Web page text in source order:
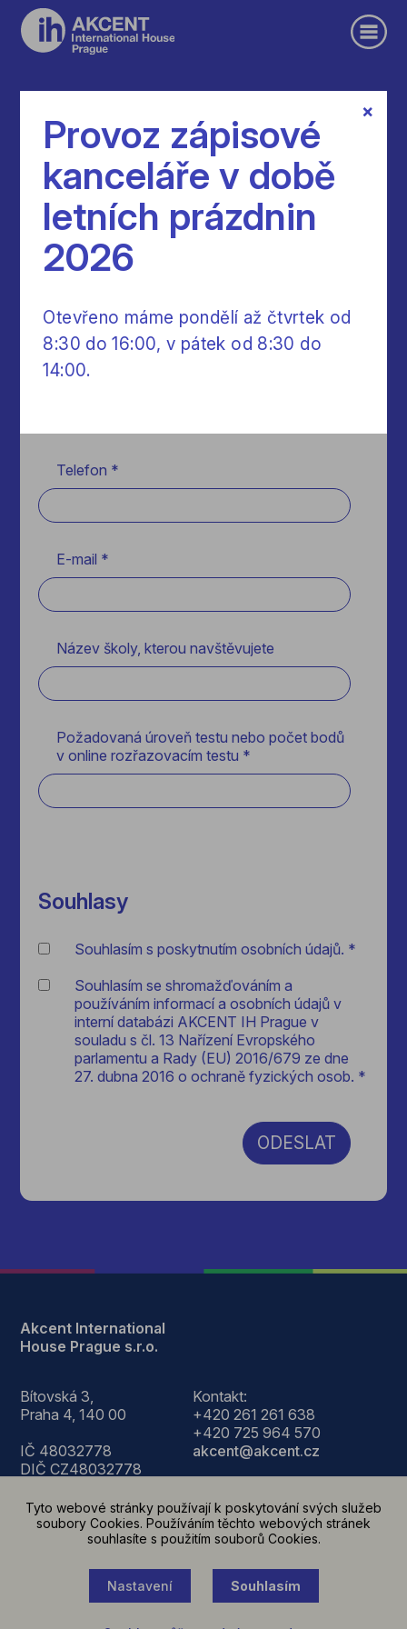
Individuální mock test - přihláška
Příprava na zkoušky Cambridge
Datum narození *
Telefon *
E-mail *
Název školy, kterou navštěvujete
Požadovaná úroveň testu nebo počet bodů
v online rozřazovacím testu *
Souhlasy
Souhlasím s poskytnutím osobních údajů. *
Souhlasím se shromažďováním a
používáním informací a osobních údajů v
interní databázi AKCENT IH Prague v
souladu s čl. 13 Nařízení Evropského
parlamentu a Rady (EU) 2016/679 ze dne
27. dubna 2016 o ochraně fyzických osob. *
Akcent International
House Prague s.r.o.
Bítovská 3,
Praha 4, 140 00
IČ 48032778
DIČ CZ48032778
Po- Čt 8.30-18.00
Pá 8.30-14.00
Kontakt:
+420 261 261 638
+420 725 964 570
akcent@akcent.cz
×
Provoz zápisové
kanceláře v době
letních prázdnin
2026
Otevřeno máme pondělí až čtvrtek od
8:30 do 16:00, v pátek od 8:30 do
14:00.
Tyto webové stránky používají k poskytování svých služeb
soubory Cookies. Používáním těchto webových stránek
souhlasíte s použitím souborů Cookies.
Nastavení Souhlasím